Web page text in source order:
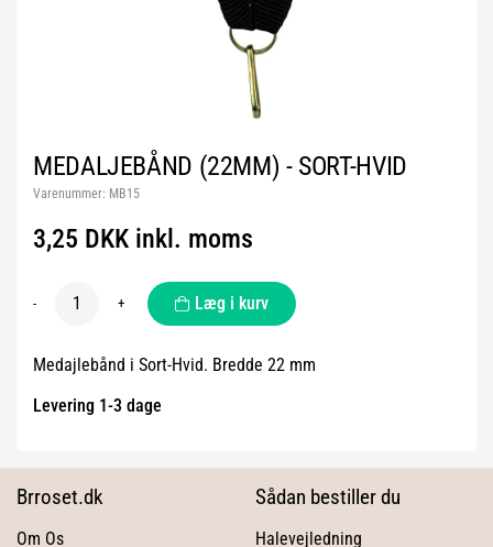
MEDALJEBÅND (22MM) - SORT-HVID
Varenummer: MB15
3,25 DKK inkl. moms
- + Læg i kurv
Medajlebånd i Sort-Hvid. Bredde 22 mm
Levering 1-3 dage
Brroset.dk
Om Os
Sådan bestiller du
Halevejledning